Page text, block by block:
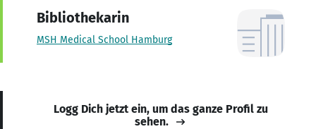
Bibliothekarin
MSH Medical School Hamburg
Logg Dich jetzt ein, um das ganze Profil zu
sehen.